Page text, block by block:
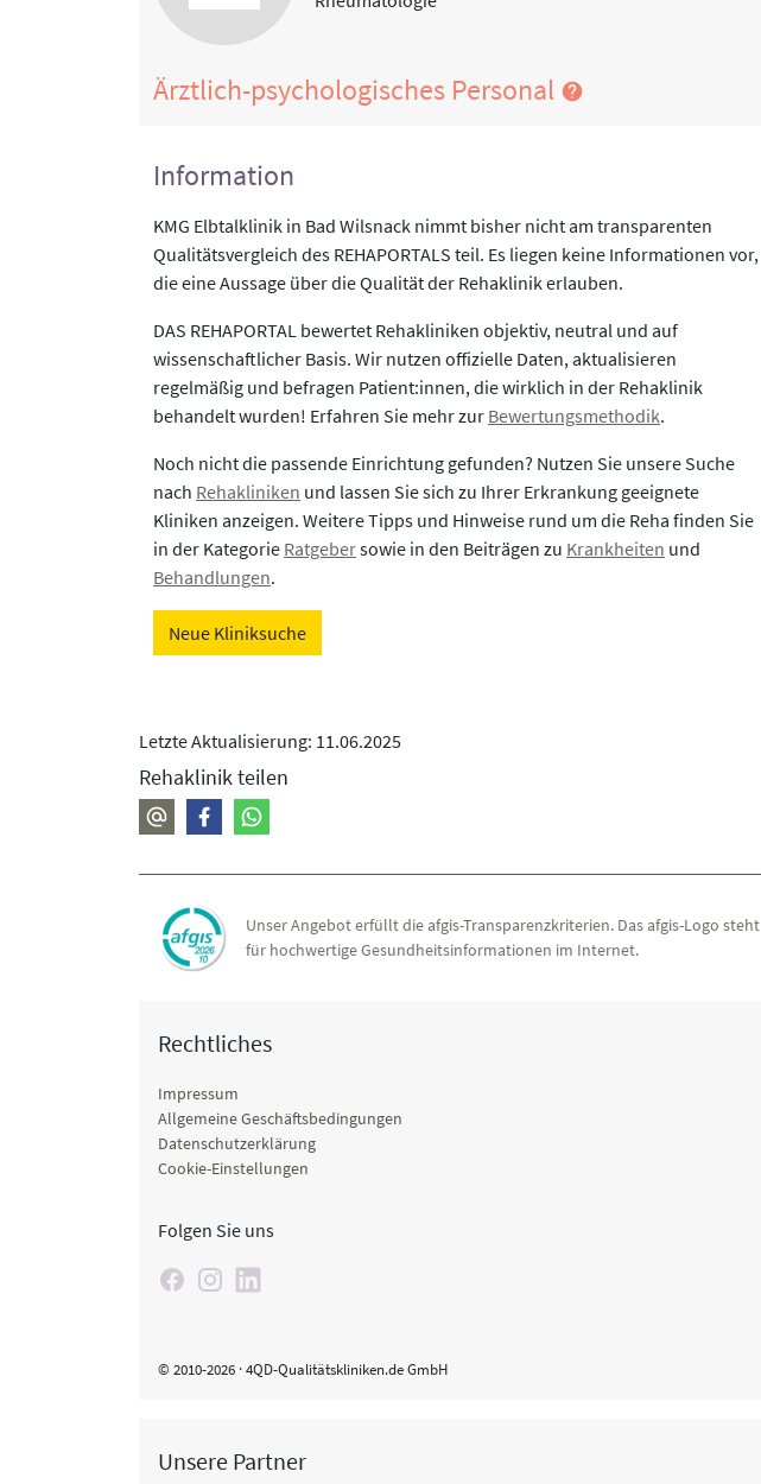
Ärztlich-psychologisches Personal
Information
KMG Elbtalklinik in Bad Wilsnack nimmt bisher nicht am transparenten
Qualitätsvergleich des REHAPORTALS teil. Es liegen keine Informationen vor,
die eine Aussage über die Qualität der Rehaklinik erlauben.
DAS REHAPORTAL bewertet Rehakliniken objektiv, neutral und auf
wissenschaftlicher Basis. Wir nutzen offizielle Daten, aktualisieren
regelmäßig und befragen Patient:innen, die wirklich in der Rehaklinik
behandelt wurden! Erfahren Sie mehr zur Bewertungsmethodik.
Noch nicht die passende Einrichtung gefunden? Nutzen Sie unsere Suche
nach Rehakliniken und lassen Sie sich zu Ihrer Erkrankung geeignete
Kliniken anzeigen. Weitere Tipps und Hinweise rund um die Reha finden Sie
in der Kategorie Ratgebersowie in den Beiträgen zu Krankheiten und
Behandlungen.
Neue Kliniksuche
Letzte Aktualisierung: 11.06.2025
Rehaklinik teilen
Unser Angebot erfüllt die afgis-Transparenzkriterien. Das afgis-Logo steht
für hochwertige Gesundheitsinformationen im Internet.
Rechtliches
Impressum
Allgemeine Geschäftsbedingungen
Datenschutzerklärung
Cookie-Einstellungen
Folgen Sie uns
© 2010-2026 · 4QD-Qualitätskliniken.de GmbH
Unsere Partner